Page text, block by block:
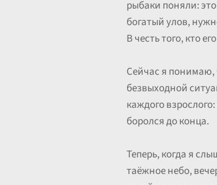
рыбаки поняли:
богатый улов,
В честь того, кто
Сейчас я понимаю,
безвыходной
каждого
боролся до конца.
Теперь, когда я
таёжное небо,